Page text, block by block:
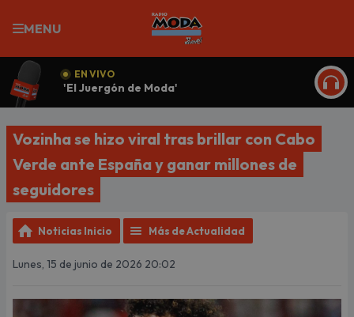
MENU
EN VIVO
'El Juergón de Moda'
Vozinha se hizo viral tras brillar con Cabo
Verde ante España y ganar millones de
seguidores
Noticias Inicio Más de Actualidad
Lunes, 15 de junio de 2026 20:02